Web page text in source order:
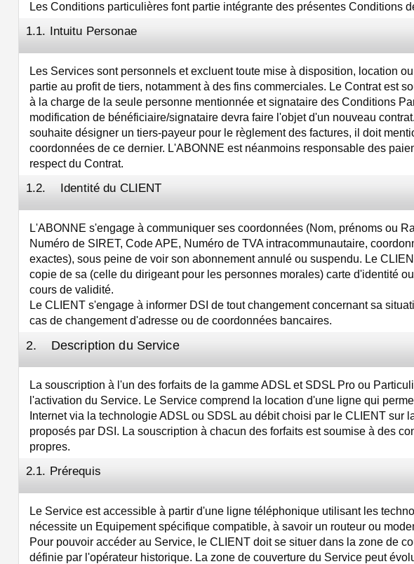
Les Conditions particulières font partie intégrante des présentes Conditions
1.1. Intuitu Personae
Les Services sont personnels et excluent toute mise à disposition, location
partie au profit de tiers, notamment à des fins commerciales. Le Contrat est
à la charge de la seule personne mentionnée et signataire des Conditions
modification de bénéficiaire/signataire devra faire l'objet d'un nouveau
souhaite désigner un tiers-payeur pour le règlement des factures, il doit
coordonnées de ce dernier. L'ABONNE est néanmoins responsable des
respect du Contrat.
1.2. Identité du CLIENT
L'ABONNE s'engage à communiquer ses coordonnées (Nom, prénoms ou
Numéro de SIRET, Code APE, Numéro de TVA intracommunautaire,
exactes), sous peine de voir son abonnement annulé ou suspendu. Le
copie de sa (celle du dirigeant pour les personnes morales) carte d'identité
cours de validité.
Le CLIENT s'engage à informer DSI de tout changement concernant sa
cas de changement d'adresse ou de coordonnées bancaires.
2. Description du Service
La souscription à l'un des forfaits de la gamme ADSL et SDSL Pro ou
l'activation du Service. Le Service comprend la location d'une ligne qui
Internet via la technologie ADSL ou SDSL au débit choisi par le CLIENT sur
proposés par DSI. La souscription à chacun des forfaits est soumise à des
propres.
2.1. Prérequis
Le Service est accessible à partir d'une ligne téléphonique utilisant les
nécessite un Equipement spécifique compatible, à savoir un routeur ou
Pour pouvoir accéder au Service, le CLIENT doit se situer dans la zone de
définie par l'opérateur historique. La zone de couverture du Service peut